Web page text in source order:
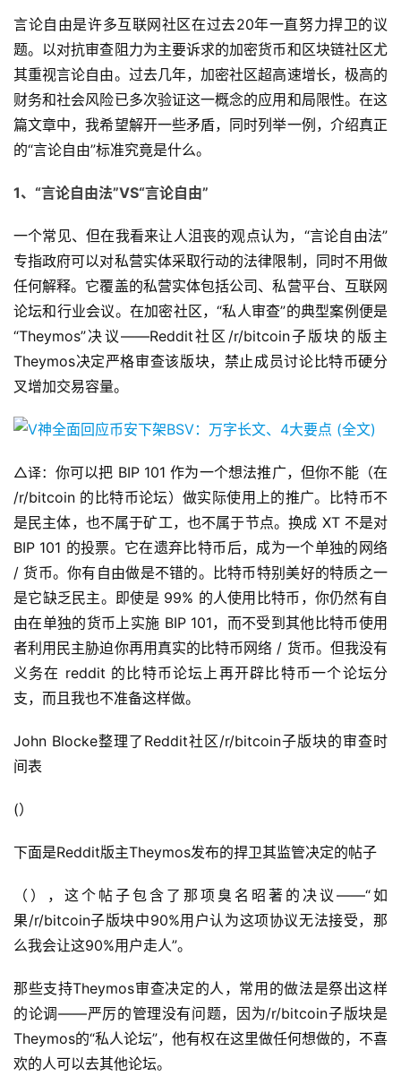
言论自由是许多互联网社区在过去20年一直努力捍卫的议
题。以对抗审查阻力为主要诉求的加密货币和区块链社区尤
其重视言论自由。过去几年，加密社区超高速增长，极高的
财务和社会风险已多次验证这一概念的应用和局限性。在这
篇文章中，我希望解开一些矛盾，同时列举一例，介绍真正
的“言论自由”标准究竟是什么。
1、“言论自由法”VS“言论自由”
一个常见、但在我看来让人沮丧的观点认为，“言论自由法”
专指政府可以对私营实体采取行动的法律限制，同时不用做
任何解释。它覆盖的私营实体包括公司、私营平台、互联网
论坛和行业会议。在加密社区，“私人审查”的典型案例便是
“Theymos”决议——Reddit社区/r/bitcoin子版块的版主
Theymos决定严格审查该版块，禁止成员讨论比特币硬分
叉增加交易容量。
△译： 你可以把 BIP 101 作为一个想法推广，但你不能（在
/r/bitcoin 的比特币论坛）做实际使用上的推广。比特币不
是民主体，也不属于矿工，也不属于节点。换成 XT 不是对
BIP 101 的投票。它在遗弃比特币后，成为一个单独的网络
/ 货币。你有自由做是不错的。比特币特别美好的特质之一
是它缺乏民主。即使是 99% 的人使用比特币，你仍然有自
由在单独的货币上实施 BIP 101，而不受到其他比特币使用
者利用民主胁迫你再用真实的比特币网络 / 货币。但我没有
义务在 reddit 的比特币论坛上再开辟比特币一个论坛分
支，而且我也不准备这样做。
John Blocke整理了Reddit社区/r/bitcoin子版块的审查时
间表
(）
下面是Reddit版主Theymos发布的捍卫其监管决定的帖子
（），这个帖子包含了那项臭名昭著的决议——“如
果/r/bitcoin子版块中90%用户认为这项协议无法接受，那
么我会让这90%用户走人”。
那些支持Theymos审查决定的人，常用的做法是祭出这样
的论调——严厉的管理没有问题，因为/r/bitcoin子版块是
Theymos的“私人论坛”，他有权在这里做任何想做的，不喜
欢的人可以去其他论坛。